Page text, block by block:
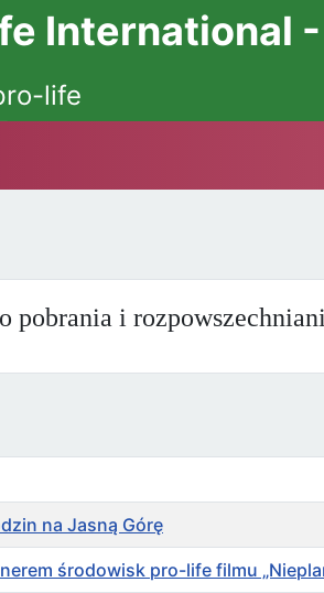
International
life
pobrania i
na Jasną Górę
środowisk pro-life filmu